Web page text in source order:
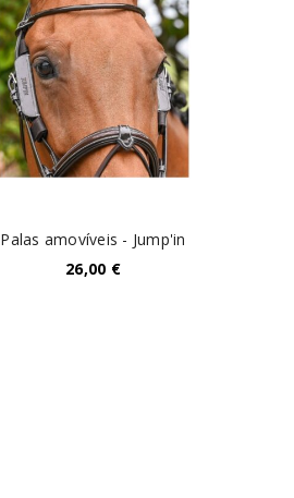
Palas amovíveis - Jump'in
26,00 €